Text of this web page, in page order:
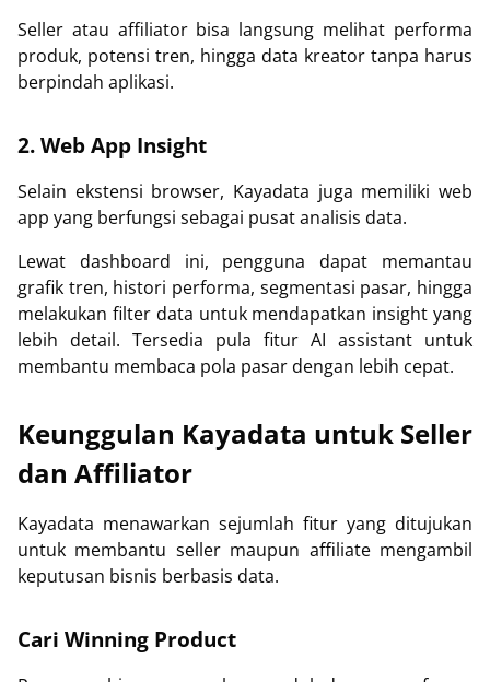
Seller atau affiliator bisa langsung melihat performa
produk, potensi tren, hingga data kreator tanpa harus
berpindah aplikasi.
2. Web App Insight
Selain ekstensi browser, Kayadata juga memiliki web
app yang berfungsi sebagai pusat analisis data.
Lewat dashboard ini, pengguna dapat memantau
grafik tren, histori performa, segmentasi pasar, hingga
melakukan filter data untuk mendapatkan insight yang
lebih detail. Tersedia pula fitur AI assistant untuk
membantu membaca pola pasar dengan lebih cepat.
Keunggulan Kayadata untuk Seller
dan Affiliator
Kayadata menawarkan sejumlah fitur yang ditujukan
untuk membantu seller maupun affiliate mengambil
keputusan bisnis berbasis data.
Cari Winning Product